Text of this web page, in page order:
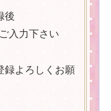
後
入力下さい
録よろしくお願